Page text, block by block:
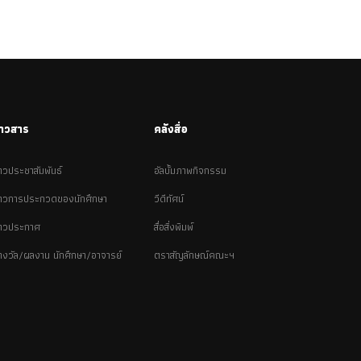
วสาร
วประชาสัมพันธ์
วการประกวดของนักศึกษา
วประกาศ
งวัล/ผลงาน นักศึกษา/อาจารย์
คลังสื่อ
อัลบั้มภาพกิจกรรม
วีดีทัศน์
สื่อสิ่งพิมพ์
ตราสัญลักษณ์คณะฯ